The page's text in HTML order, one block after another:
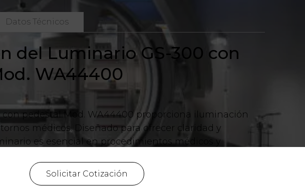
Datos Técnicos
del Luminario GS-300 con
WA44400
pedestal Mod. WA44400 proporciona iluminación
médicos. Diseñado para ofrecer claridad y
es esencial en procedimientos médicos y
Solicitar Cotización